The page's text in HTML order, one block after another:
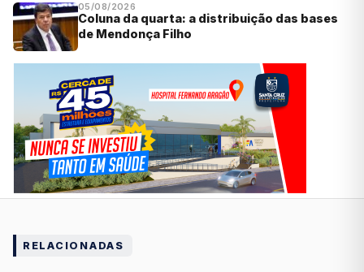
05/08/2026
Coluna da quarta: a distribuição das bases
de Mendonça Filho
RELACIONADAS